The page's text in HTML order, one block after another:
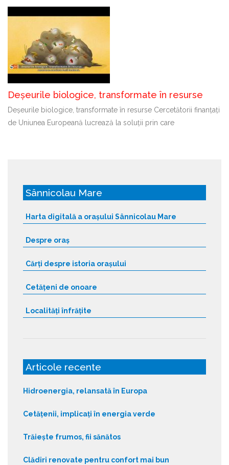
Deșeurile biologice, transformate în resurse
Deșeurile biologice, transformate în resurse Cercetătorii finanțați
de Uniunea Europeană lucrează la soluții prin care
Sânnicolau Mare
Harta digitală a orașului Sânnicolau Mare
Despre oraș
Cărți despre istoria orașului
Cetățeni de onoare
Localități înfrățite
Articole recente
Hidroenergia, relansată în Europa
Cetățenii, implicați în energia verde
Trăiește frumos, fii sănătos
Clădiri renovate pentru confort mai bun